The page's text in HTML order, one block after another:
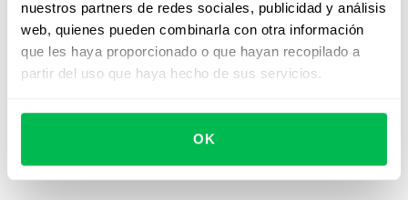
nuestros partners de redes sociales, publicidad y análisis
web, quienes pueden combinarla con otra información
que les haya proporcionado o que hayan recopilado a
partir del uso que haya hecho de sus servicios.
OK
contenidos según país, idioma y normativa local.
¿Qué papel juega el manager en el
Su rol es decisivo: debe establecer expectativas,